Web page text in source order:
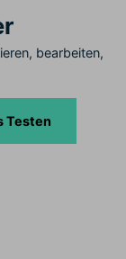
bearbeiten,
Testen